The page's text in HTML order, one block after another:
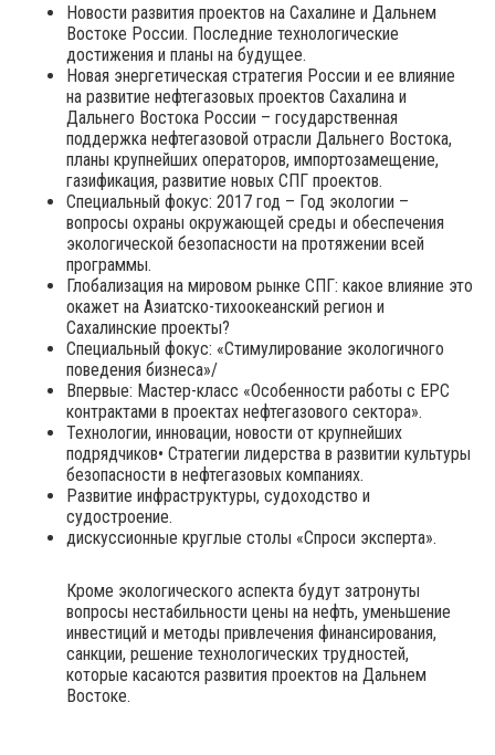
Новости развития проектов на Сахалине и Дальнем
Востоке России. Последние технологические
достижения и планы на будущее.
Новая энергетическая стратегия России и ее влияние
на развитие нефтегазовых проектов Сахалина и
Дальнего Востока России – государственная
поддержка нефтегазовой отрасли Дальнего Востока,
планы крупнейших операторов, импортозамещение,
газификация, развитие новых СПГ проектов.
Специальный фокус: 2017 год – Год экологии –
вопросы охраны окружающей среды и обеспечения
экологической безопасности на протяжении всей
программы.
Глобализация на мировом рынке СПГ: какое влияние это
окажет на Азиатско-тихоокеанский регион и
Сахалинские проекты?
Специальный фокус: «Стимулирование экологичного
поведения бизнеса»/
Впервые: Мастер-класс «Особенности работы с EPC
контрактами в проектах нефтегазового сектора».
Технологии, инновации, новости от крупнейших
подрядчиков• Стратегии лидерства в развитии культуры
безопасности в нефтегазовых компаниях.
Развитие инфраструктуры, судоходство и
судостроение.
дискуссионные круглые столы «Спроси эксперта».
Кроме экологического аспекта будут затронуты
вопросы нестабильности цены на нефть, уменьшение
инвестиций и методы привлечения финансирования,
санкции, решение технологических трудностей,
которые касаются развития проектов на Дальнем
Востоке.